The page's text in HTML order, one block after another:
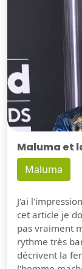
Maluma et
Maluma
J'ai
cet article je
pas vraiment
rythme très
décrivent la